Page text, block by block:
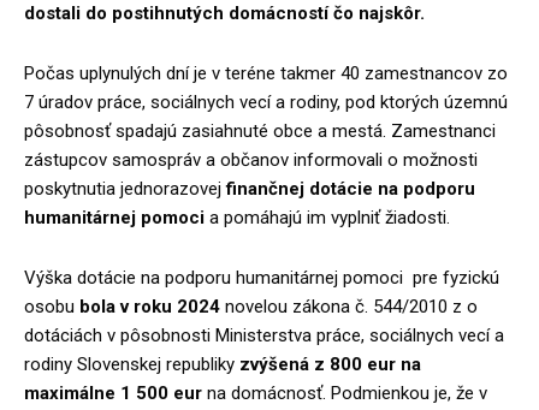
dostali do postihnutých domácností čo najskôr.
Počas uplynulých dní je v teréne takmer 40 zamestnancov zo
7 úradov práce, sociálnych vecí a rodiny, pod ktorých územnú
pôsobnosť spadajú zasiahnuté obce a mestá. Zamestnanci
zástupcov samospráv a občanov informovali o možnosti
poskytnutia jednorazovejfinančnej dotácie na podporu
humanitárnej pomoci a pomáhajú im vyplniť žiadosti.
Výška dotácie na podporu humanitárnej pomoci pre fyzickú
osobu bola v roku 2024 novelou zákona č. 544/2010 z o
dotáciách v pôsobnosti Ministerstva práce, sociálnych vecí a
rodiny Slovenskej republiky zvýšená z 800 eur na
maximálne 1 500 eur na domácnosť. Podmienkou je, že v